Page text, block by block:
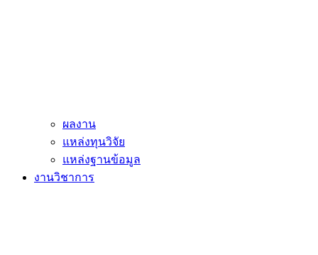
ผลงาน
แหล่งทุนวิจัย
แหล่งฐานข้อมูล
งานวิชาการ